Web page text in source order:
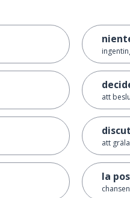
att
att
la